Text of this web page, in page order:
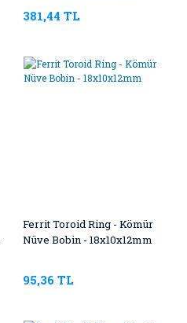
381,44 TL
Ferrit Toroid Ring - Kömür
Nüve Bobin - 18x10x12mm
95,36 TL